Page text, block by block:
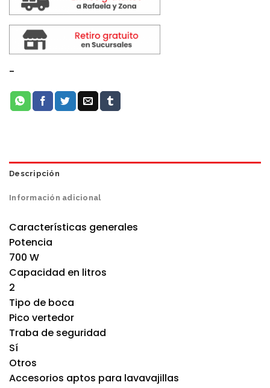
-
Descripción
Información adicional
Características generales
Potencia
700 W
Capacidad en litros
2
Tipo de boca
Pico vertedor
Traba de seguridad
Sí
Otros
Accesorios aptos para lavavajillas